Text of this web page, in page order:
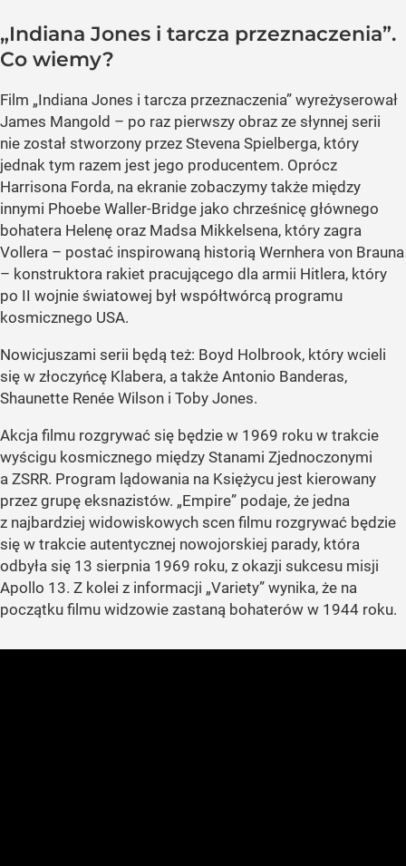
„Indiana Jones i tarcza przeznaczenia”.
Co wiemy?
Film „Indiana Jones i tarcza przeznaczenia” wyreżyserował
James Mangold – po raz pierwszy obraz ze słynnej serii
nie został stworzony przez Stevena Spielberga, który
jednak tym razem jest jego producentem. Oprócz
Harrisona Forda, na ekranie zobaczymy także między
innymi Phoebe Waller-Bridge jako chrześnicę głównego
bohatera Helenę oraz Madsa Mikkelsena, który zagra
Vollera – postać inspirowaną historią Wernhera von Brauna
– konstruktora rakiet pracującego dla armii Hitlera, który
po II wojnie światowej był współtwórcą programu
kosmicznego USA.
Nowicjuszami serii będą też: Boyd Holbrook, który wcieli
się w złoczyńcę Klabera, a także Antonio Banderas,
Shaunette Renée Wilson i Toby Jones.
Akcja filmu rozgrywać się będzie w 1969 roku w trakcie
wyścigu kosmicznego między Stanami Zjednoczonymi
a ZSRR. Program lądowania na Księżycu jest kierowany
przez grupę eksnazistów. „Empire” podaje, że jedna
z najbardziej widowiskowych scen filmu rozgrywać będzie
się w trakcie autentycznej nowojorskiej parady, która
odbyła się 13 sierpnia 1969 roku, z okazji sukcesu misji
Apollo 13. Z kolei z informacji „Variety” wynika, że na
początku filmu widzowie zastaną bohaterów w 1944 roku.